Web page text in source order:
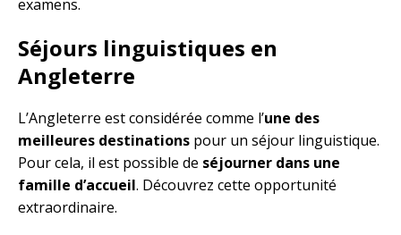
examens.
Séjours linguistiques en
Angleterre
L’Angleterre est considérée comme l’une des
meilleures destinations pour un séjour linguistique.
Pour cela, il est possible de séjourner dans une
famille d’accueil. Découvrez cette opportunité
extraordinaire.